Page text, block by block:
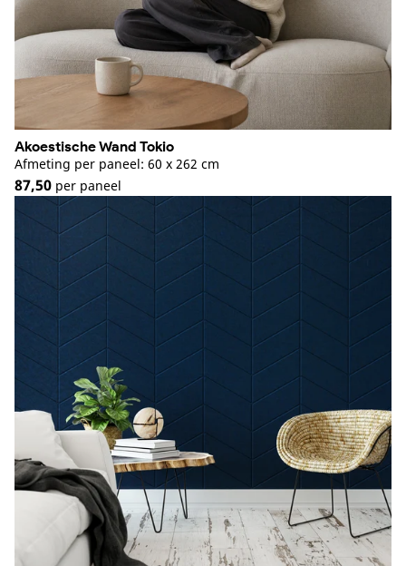
Akoestische Wand Tokio
Afmeting per paneel: 60 x 262 cm
87,50 per paneel